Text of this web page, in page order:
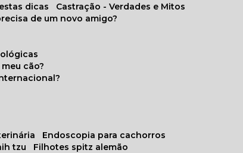
dicas
Castração - Verdades e Mitos
de um novo amigo?
meu cão?
endoscopia para cachorros
tzu
filhotes spitz alemão